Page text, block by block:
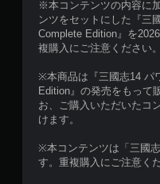
※本コンテンツの内容に
ンツをセットにした『三
Complete Edition』を
複購入にご注意ください。
※本商品は『三國志14 パ
Edition』の発売をもって
お、ご購入いただいたコ
けます。
※本コンテンツは「三國
す。重複購入にご注意くだ